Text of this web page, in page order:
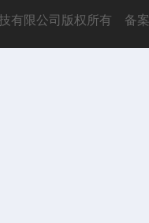
有限公司版权所有 备